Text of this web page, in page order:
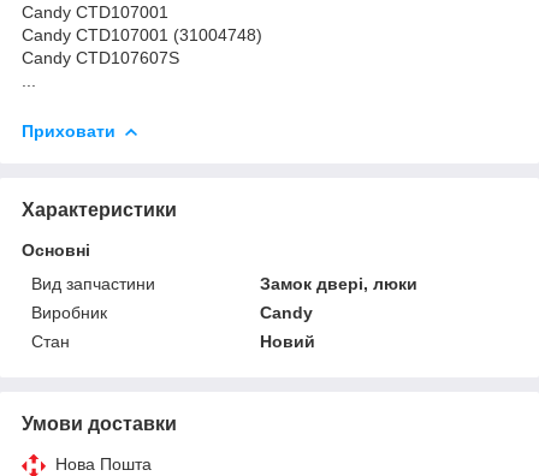
Candy CTD107001
Candy CTD107001 (31004748)
Candy CTD107607S
Приховати
Характеристики
Основні
Вид запчастини
Замок двері, люки
Виробник
Candy
Стан
Новий
Умови доставки
Нова Пошта